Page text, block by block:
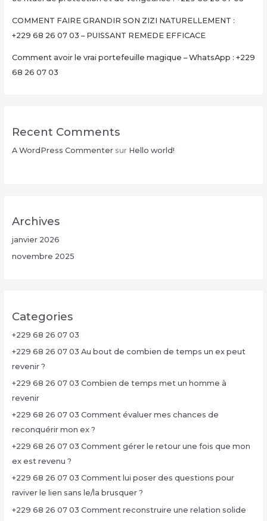
Minutes
+229
26
07
COMMENT FAIRE GRANDIR SON ZIZI NATURELLEMENT :
+229 68 26 07 03 – PUISSANT REMEDE EFFICACE
Comment avoir le vrai portefeuille magique – WhatsApp : +229
68 26 07 03
Recent Comments
A WordPress Commentersur Hello world!
Archives
janvier 2026
novembre 2025
Categories
+229 68 26 07 03
+229 68 26 07 03 Au bout de combien de temps un ex peut
revenir ?
+229 68 26 07 03 Combien de temps met un homme à
revenir
+229 68 26 07 03 Comment évaluer mes chances de
reconquérir mon ex ?
+229 68 26 07 03 Comment gérer le retour une fois que mon
ex est revenu ?
+229 68 26 07 03 Comment lui poser des questions pour
raviver le lien sans le/la brusquer ?
+229 68 26 07 03 Comment reconstruire une relation solide